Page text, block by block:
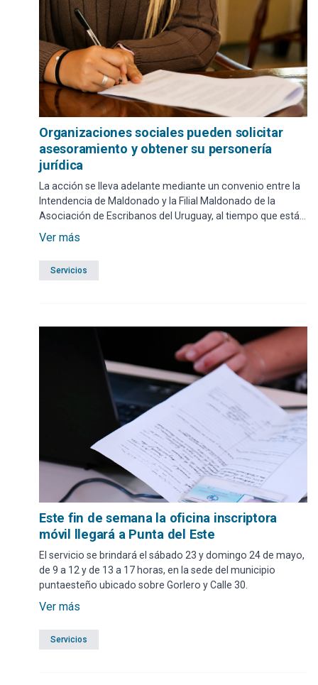
Organizaciones sociales pueden solicitar
asesoramiento y obtener su personería
jurídica
La acción se lleva adelante mediante un convenio entre la
Intendencia de Maldonado y la Filial Maldonado de la
Asociación de Escribanos del Uruguay, al tiempo que está
dirigida a organizaciones sociales sin fines de lucro
Ver más
Servicios
Este fin de semana la oficina inscriptora
móvil llegará a Punta del Este
El servicio se brindará el sábado 23 y domingo 24 de mayo,
de 9 a 12 y de 13 a 17 horas, en la sede del municipio
puntaesteño ubicado sobre Gorlero y Calle 30.
Ver más
Servicios